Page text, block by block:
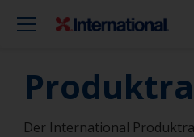
Der International